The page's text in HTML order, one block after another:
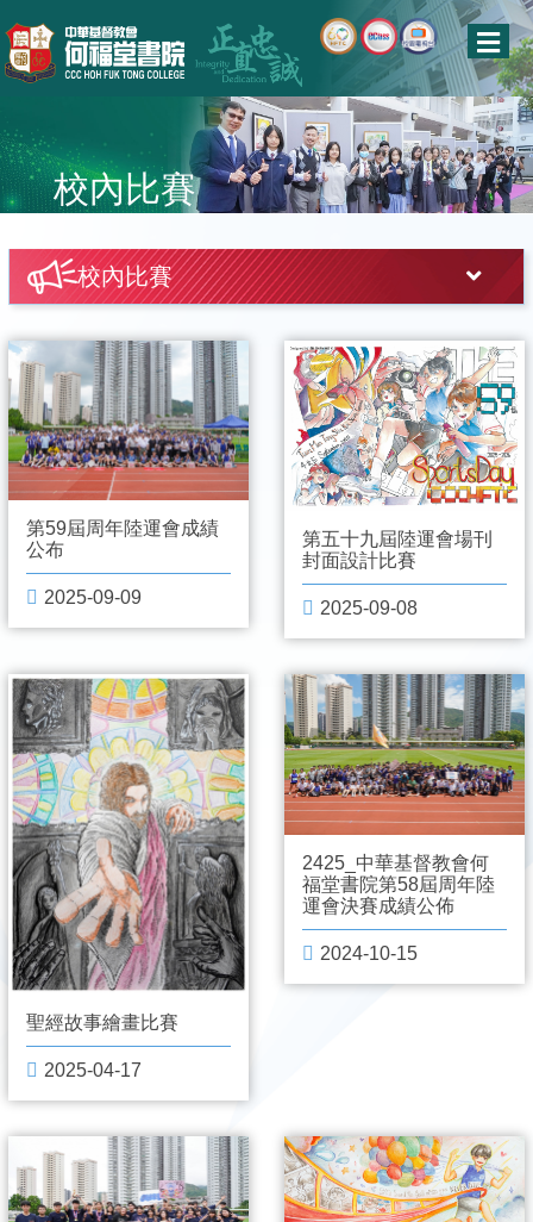
校內比賽
校內比賽
第59屆周年陸運會成績
公布
2025-09-09
第五十九屆陸運會場刊
封面設計比賽
2025-09-08
聖經故事繪畫比賽
2025-04-17
2425_中華基督教會何
福堂書院第58屆周年陸
運會決賽成績公佈
2024-10-15